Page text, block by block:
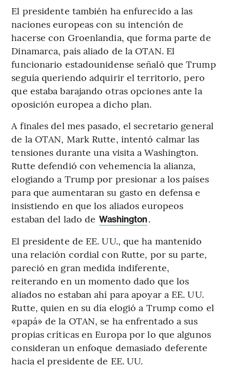
El presidente también ha enfurecido a las
naciones europeas con su intención de
hacerse con Groenlandia, que forma parte de
Dinamarca, país aliado de la OTAN. El
funcionario estadounidense señaló que Trump
seguía queriendo adquirir el territorio, pero
que estaba barajando otras opciones ante la
oposición europea a dicho plan.
A finales del mes pasado, el secretario general
de la OTAN, Mark Rutte, intentó calmar las
tensiones durante una visita a Washington.
Rutte defendió con vehemencia la alianza,
elogiando a Trump por presionar a los países
para que aumentaran su gasto en defensa e
insistiendo en que los aliados europeos
estaban del lado de Washington.
El presidente de EE. UU., que ha mantenido
una relación cordial con Rutte, por su parte,
pareció en gran medida indiferente,
reiterando en un momento dado que los
aliados no estaban ahí para apoyar a EE. UU.
Rutte, quien en su día elogió a Trump como el
«papá» de la OTAN, se ha enfrentado a sus
propias críticas en Europa por lo que algunos
consideran un enfoque demasiado deferente
hacia el presidente de EE. UU.